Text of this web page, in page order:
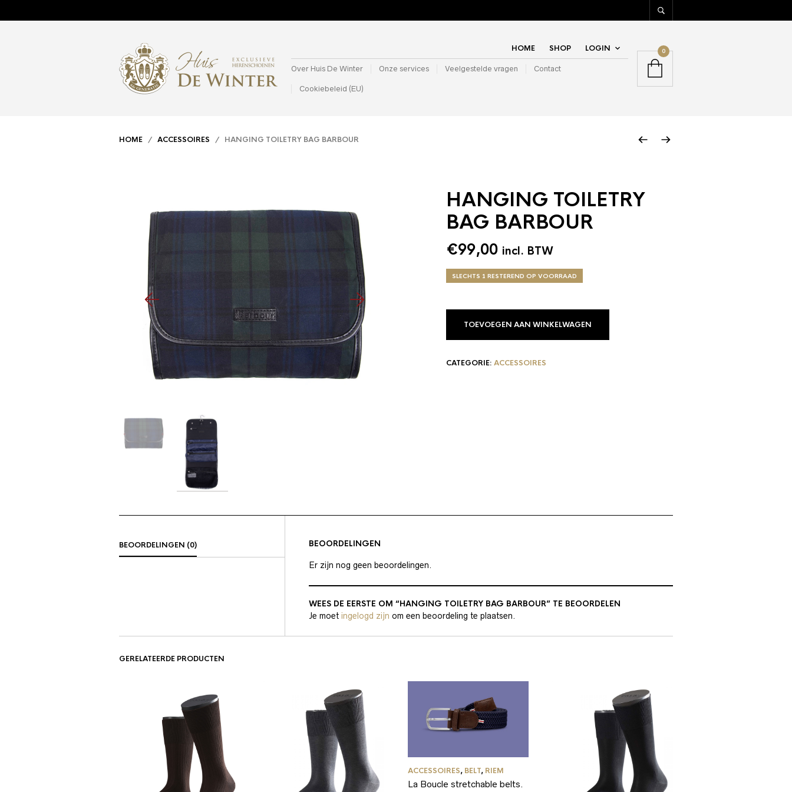
HOME SHOP LOGIN
Over Huis De Winter Onze services Veelgestelde vragen Contact
Cookiebeleid (EU)
0
HOME / ACCESSOIRES / HANGING TOILETRY BAG BARBOUR
HANGING TOILETRY
BAG BARBOUR
€99,00 incl. BTW
SLECHTS 1 RESTEREND OP VOORRAAD
TOEVOEGEN AAN WINKELWAGEN
CATEGORIE: ACCESSOIRES
BEOORDELINGEN (0) BEOORDELINGEN
Er zijn nog geen beoordelingen.
WEES DE EERSTE OM “HANGING TOILETRY BAG BARBOUR” TE BEOORDELEN
Je moet ingelogd zijn om een beoordeling te plaatsen.
GERELATEERDE PRODUCTEN
ACCESSOIRES, BELT, RIEM
La Boucle stretchable belts.